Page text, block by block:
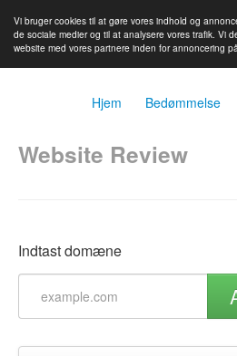
Vi bruger cookies til at gøre vores indhold og
de sociale medier og til at analysere vores trafik. Vi
website med vores partnere inden for annoncering
Hjem Bedømmelse
Website Review
Indtast domæne